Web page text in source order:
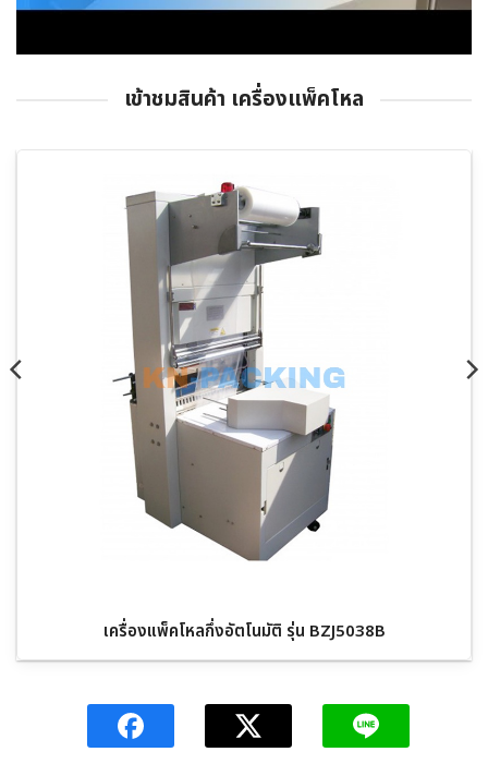
เข้าชมสินค้า เครื่องแพ็คโหล
เครื่องแพ็คโหลกึ่งอัตโนมัติ รุ่น BZJ5038B